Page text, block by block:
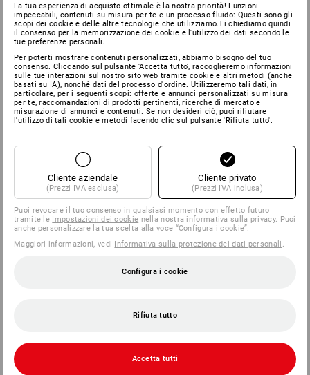
La tua esperienza di acquisto ottimale è la nostra priorità! Funzioni
impeccabili, contenuti su misura per te e un processo fluido: Questi sono gli
scopi dei cookie e delle altre tecnologie che utilizziamo.Ti chiediamo quindi
il consenso per la memorizzazione dei cookie e l'utilizzo dei dati secondo le
tue preferenze personali.
Per poterti mostrare contenuti personalizzati, abbiamo bisogno del tuo
consenso. Cliccando sul pulsante 'Accetta tutto', raccoglieremo informazioni
sulle tue interazioni sul nostro sito web tramite cookie e altri metodi (anche
basati su IA), nonché dati del processo d'ordine. Utilizzeremo tali dati, in
particolare, per i seguenti scopi: offerte e annunci personalizzati su misura
per te, raccomandazioni di prodotti pertinenti, ricerche di mercato e
misurazione di annunci e contenuti. Se non desideri ciò, puoi rifiutare
l'utilizzo di tali cookie e metodi facendo clic sul pulsante 'Rifiuta tutto'.
Cliente aziendale
(Prezzi IVA esclusa)
Cliente privato
(Prezzi IVA inclusa)
Puoi revocare il tuo consenso in qualsiasi momento con effetto futuro
tramite le Impostazioni dei cookie nella nostra informativa sulla privacy. Puoi
anche personalizzare la tua scelta alla voce “Configura i cookie”.
Maggiori informazioni, vedi Informativa sulla protezione dei dati personali
Configura i cookie
Rifiuta tutto
Accetta tutti